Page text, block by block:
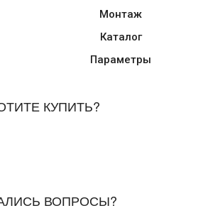
Монтаж
Каталог
Параметры
КУПИТЬ?
ВОПРОСЫ?